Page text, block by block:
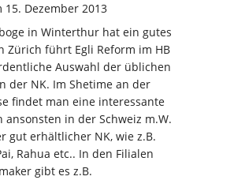
15. Dezember 2013
in Winterthur hat ein gutes
Zürich führt Egli Reform im HB
Auswahl der üblichen
der NK. Im Shetime an der
findet man eine interessante
ansonsten in der Schweiz m.W.
gut erhältlicher NK, wie z.B.
Rahua etc.. In den Filialen
gibt es z.B.